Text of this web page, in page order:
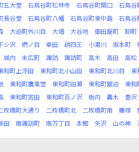
五大堂 石鳥谷町松林寺 石鳥谷町関口 石鳥谷
長谷堂 石鳥谷町八幡 石鳥谷町東中島 石鳥谷
大迫町外川目 大畑 大谷地 御田屋町 卸町
シ沢 椚ノ目 幸田 胡四王 小瀬川 坂本町
城内 末広町 諏訪 諏訪町 高木 高田 高松
和町上浮田 東和町北小山田 東和町北川目 東
東和町鷹巣堂 東和町田瀬 東和町舘迫 東和
東和町宮田 東和町百ノ沢 栃内 轟木 豊沢
枚橋町大通り 二枚橋町北 二枚橋町南 糠塚
田 南諏訪町 南万丁目 本館 矢沢 山の神